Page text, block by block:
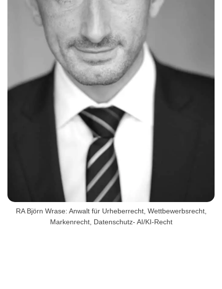
RA Björn Wrase: Anwalt für Urheberrecht, Wettbewerbsrecht,
Markenrecht, Datenschutz- AI/KI-Recht